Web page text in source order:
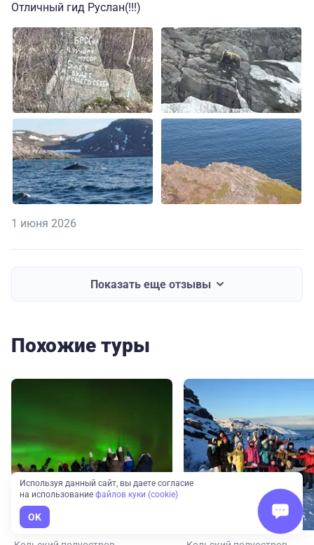
Отличный гид Руслан(!!!)
1 июня 2026
Показать еще отзывы
Похожие туры
Используя данный сайт, вы даете согласие
на использование файлов куки (cookie)
OK